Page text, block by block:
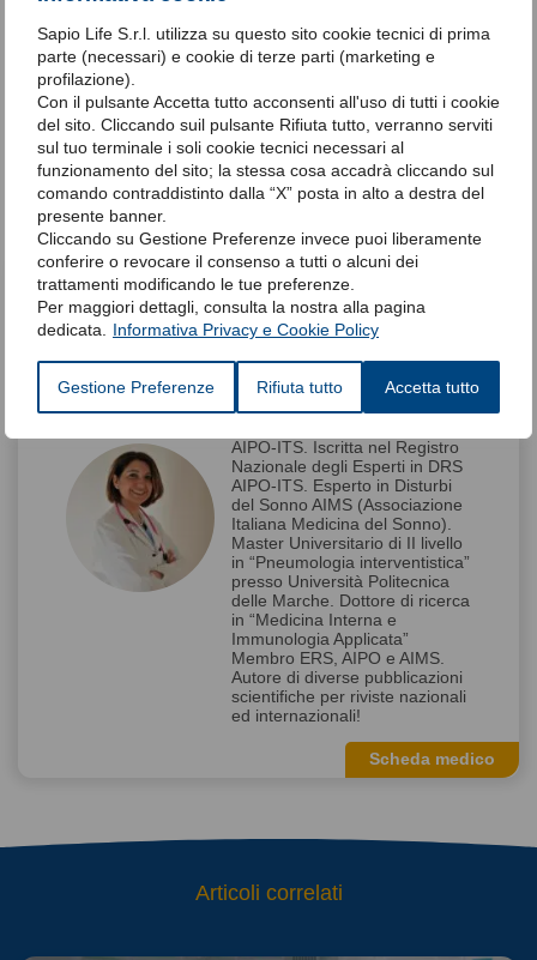
Sapio Life S.r.l. utilizza su questo sito cookie tecnici di prima
parte (necessari) e cookie di terze parti (marketing e
profilazione).
Con il pulsante Accetta tutto acconsenti all'uso di tutti i cookie
del sito. Cliccando suil pulsante Rifiuta tutto, verranno serviti
sul tuo terminale i soli cookie tecnici necessari al
funzionamento del sito; la stessa cosa accadrà cliccando sul
comando contraddistinto dalla “X” posta in alto a destra del
presente banner.
Cliccando su Gestione Preferenze invece puoi liberamente
conferire o revocare il consenso a tutti o alcuni dei
trattamenti modificando le tue preferenze.
Per maggiori dettagli, consulta la nostra alla pagina
dedicata.
Informativa Privacy e Cookie Policy
Gestione Preferenze Rifiuta tutto Accetta tutto
Oltre all’ossigenazione, nei casi più gravi, il medico può
consigliare di ricorrere allaventilazione meccanica, per porre
rimedio ad un’evidente riduzione della normale attività
respiratoria.
Articolo del 02-02-2018
Dott.ssa Ginevra Del
Giudice
Malattie dell'Apparato
Respiratorio. Esperto in
AIPO-ITS. Iscritta nel Registro
Nazionale degli Esperti in DRS
AIPO-ITS. Esperto in Disturbi
del Sonno AIMS (Associazione
Italiana Medicina del Sonno).
Master Universitario di II livello
in “Pneumologia interventistica”
presso Università Politecnica
delle Marche. Dottore di ricerca
in “Medicina Interna e
Immunologia Applicata”
Membro ERS, AIPO e AIMS.
Autore di diverse pubblicazioni
scientifiche per riviste nazionali
ed internazionali!
Scheda medico
Articoli correlati